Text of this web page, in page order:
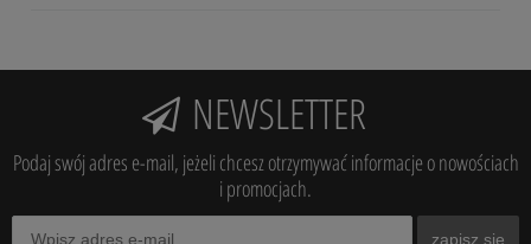
NEWSLETTER
Podaj swój adres e-mail, jeżeli chcesz otrzymywać informacje o nowościach
i promocjach.
zapisz się